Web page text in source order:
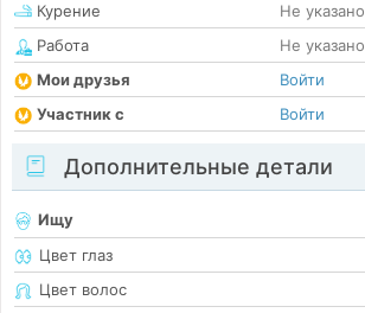
Курение
Не указано
Работа
Не указано
Мои друзья
Войти
Участник с
Войти
Дополнительные детали
Ищу
Цвет глаз
Цвет волос